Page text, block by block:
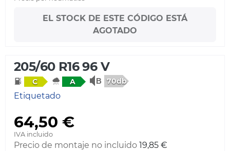
EL STOCK DE ESTE CÓDIGO ESTÁ
AGOTADO
205/60 R16 96 V
C A 70db
Etiquetado
64,50 €
IVA incluido
Precio de montaje no incluido 19,85 €